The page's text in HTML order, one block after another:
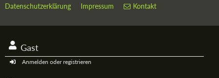
Datenschutzerklärung Impressum Kontakt
Gast
Anmelden oder registrieren